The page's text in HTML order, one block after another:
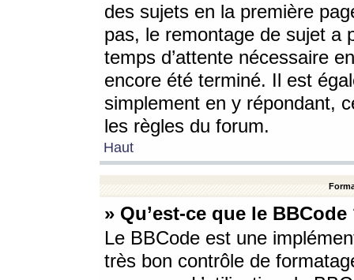
des sujets en la première
pas, le remontage de sujet a
temps d’attente nécessaire
encore été terminé. Il est
simplement en y répondant,
les règles du forum.
Haut
» Qu’est-ce que le BBCode
Le BBCode est une
très bon contrôle de